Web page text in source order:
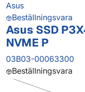
Asus
Beställningsvara
Asus SSD
NVME P
03B03-00063300
Beställningsvara